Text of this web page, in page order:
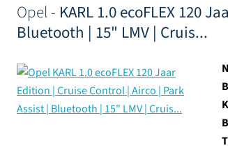
Opel - KARL 1.0 ecoFLEX 120
Bluetooth | 15" LMV | Cruis...